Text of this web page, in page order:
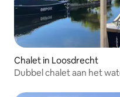
Chalet in Loosdrecht
Dubbel chalet aan het